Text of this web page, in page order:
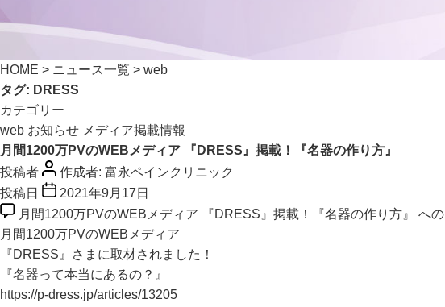
HOME > ニュース一覧 > web
タグ: DRESS
カテゴリー
web お知らせ メディア掲載情報
月間1200万PVのWEBメディア 『DRESS』掲載！『名器の作り方』
投稿者
作成者: 富永ペインクリニック
投稿日
2021年9月17日
月間1200万PVのWEBメディア 『DRESS』掲載！『名器の作り方』 への
月間1200万PVのWEBメディア
『DRESS』さまに取材されました！
『名器って本当にあるの？』
https://p-dress.jp/articles/13205